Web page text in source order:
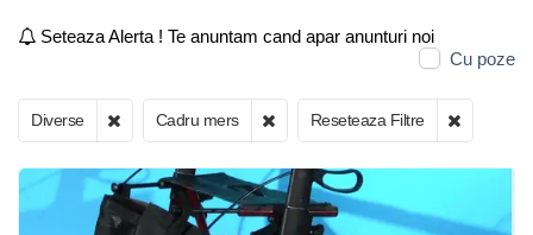
Seteaza Alerta ! Te anuntam cand apar anunturi noi
Cu poze
Diverse Cadru mers Reseteaza Filtre